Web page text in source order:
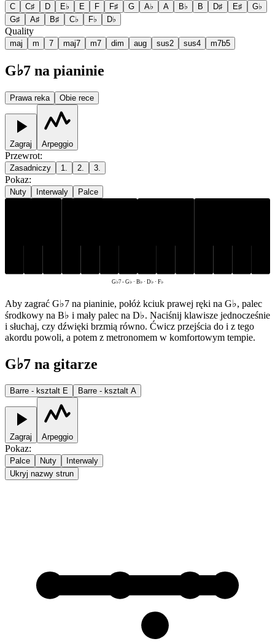
C C♯ D E♭ E F F♯ G A♭ A B♭ B D♯ E♯
G♭
G♯
A♯ B♯ C♭ F♭ D♭
Quality
maj m 7 maj7 m7 dim aug sus2 sus4 m7b5
G♭7 na pianinie
Prawa reka Obie rece
Zagraj Arpeggio
Przewrot:
Zasadniczy 1. 2. 3.
Pokaz:
Nuty Interwaly Palce
G♭7-G♭ · B♭ · D♭ · F♭
Aby zagrać G♭7 na pianinie, połóż kciuk prawej ręki na G♭, palec
środkowy na B♭ i mały palec na D♭. Naciśnij klawisze jednocześnie
i słuchaj, czy dźwięki brzmią równo. Ćwicz przejścia do i z tego
akordu powoli, a potem z metronomem w komfortowym tempie.
G♭7 na gitarze
Barre - ksztalt E Barre - ksztalt A
Zagraj Arpeggio
Pokaz:
Palce Nuty
Interwaly
Ukryj nazwy strun